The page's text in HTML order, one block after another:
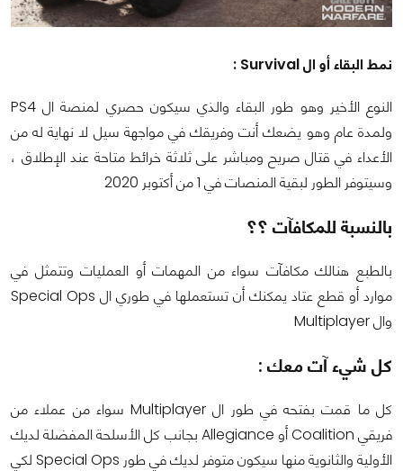
نمط البقاء أو ال Survival :
النوع الأخير وهو طور البقاء والذي سيكون حصري لمنصة ال PS4
ولمدة عام وهو يضعك أنت وفريقك في مواجهة سيل لا نهاية له من
الأعداء في قتال صريح ومباشر على ثلاثة خرائط متاحة عند الإطلاق ،
وسيتوفر الطور لبقية المنصات في 1 من أكتوبر 2020
بالنسبة للمكافآت ؟؟
بالطبع هنالك مكافآت سواء من المهمات أو العمليات وتتمثل في
موارد أو قطع عتاد يمكنك أن تستعملها في طوري ال Special Ops
وال Multiplayer
كل شيء آت معك :
كل ما قمت بفتحه في طور ال Multiplayer سواء من عملاء من
فريقي Coalition أو Allegiance بجانب كل الأسلحة المفضلة لديك
الأولية والثانوية منها سيكون متوفر لديك في طور Special Ops لكي